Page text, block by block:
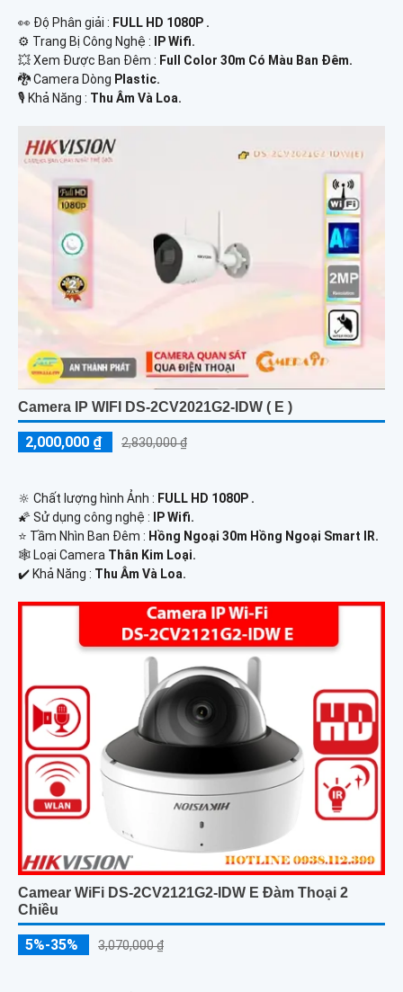
️👀 Độ Phân giải : FULL HD 1080P .
⚙ Trang Bị Công Nghệ :
IP Wifi.
💥 Xem Được Ban Đêm : Full Color 30m Có Màu Ban Ðêm.
🐉️ Camera Dòng Plastic.
️🎙 Khả Năng : Thu Âm Và Loa.
Camera IP WIFI DS-2CV2021G2-IDW ( E )
2,000,000 ₫ 2,830,000 ₫
🔆 Chất lượng hình Ảnh : FULL HD 1080P .
🌠 Sử dụng công nghệ :
IP Wifi.
⭐ Tầm Nhìn Ban Đêm : Hồng Ngoại 30m Hồng Ngoại Smart IR.
🕸️ Loại Camera Thân Kim Loại.
️✔️ Khả Năng : Thu Âm Và Loa.
Camear WiFi DS-2CV2121G2-IDW E Đàm Thoại 2
Chiều
5%-35% 3,070,000 ₫